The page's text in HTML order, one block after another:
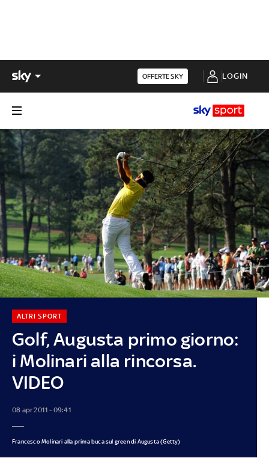
OFFERTE SKY LOGIN
Golf, Augusta primo giorno:
i Molinari alla rincorsa.
VIDEO
ALTRI SPORT
08 apr 2011 - 09:41
Francesco Molinari alla prima buca sul green di Augusta (Getty)